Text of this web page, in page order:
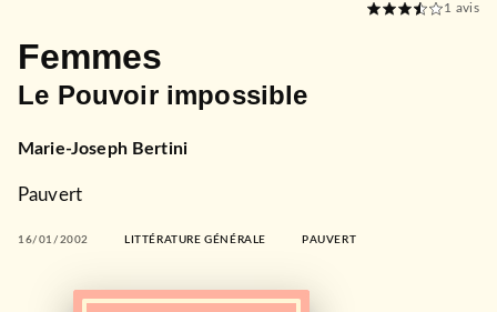
1 avis
Femmes
Le Pouvoir impossible
Marie-Joseph Bertini
Pauvert
16/01/2002 LITTÉRATURE GÉNÉRALE PAUVERT